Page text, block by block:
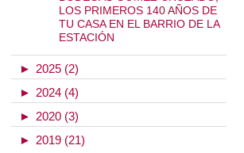
CONVIERTA EN UNA MODA
LOS PRIMEROS 140 AÑOS DE
TU CASA EN EL BARRIO DE LA
ESTACIÓN
► 2025 (2)
► 2024 (4)
► 2020 (3)
► 2019 (21)